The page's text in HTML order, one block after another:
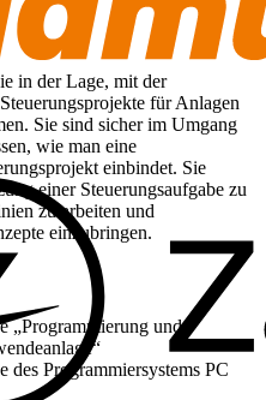
in der Lage, mit der
für Anlagen
Sie sind sicher im Umgang
wie man eine
einbindet. Sie
einer Steuerungsaufgabe zu
zu arbeiten und
einzubringen.
„Programmierung und
Programmiersystems PC